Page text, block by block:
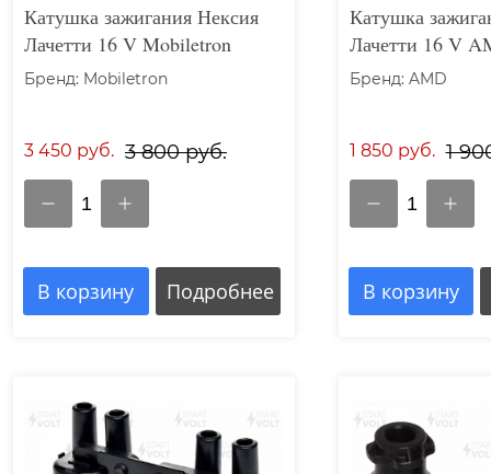
Катушка зажигания Нексия
Лачетти 16 V Mobiletron
Бренд: Mobiletron
3 450 руб. 3 800 руб.
1
В корзину Подробнее
Катушка
Лачетти 16 V
Бренд: AMD
1 850 руб. 1
1
В корзину